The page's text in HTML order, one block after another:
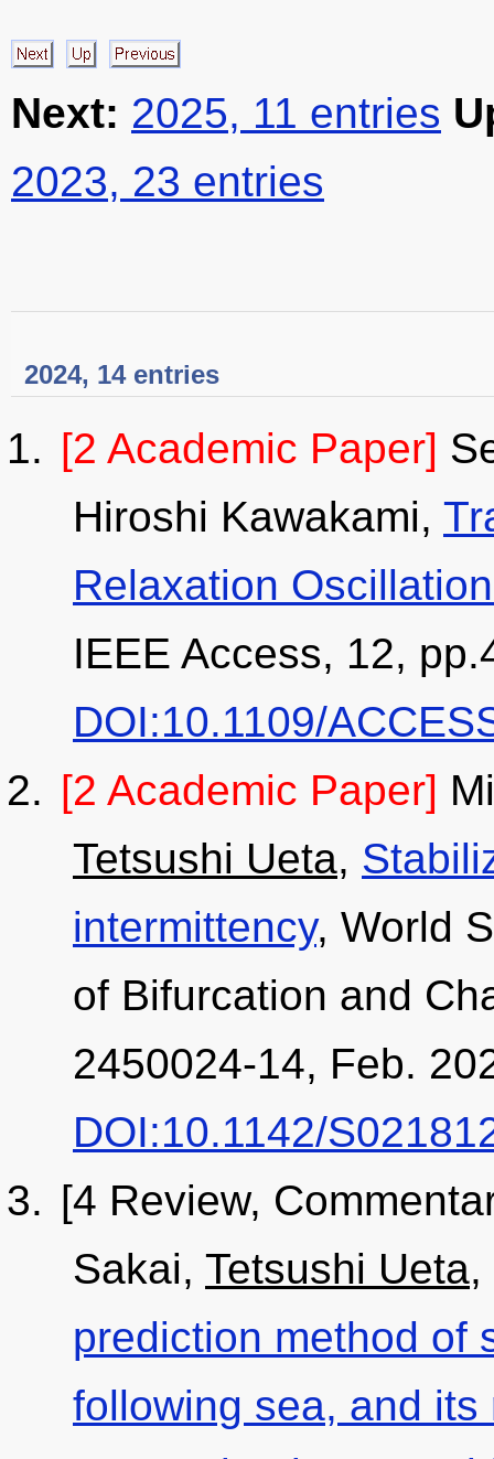
Next: 2025, 11 entries
2023, 23 entries
2024, 14 entries
[2 Academic Paper]
Hiroshi Kawakami,
Relaxation
IEEE Access, 12,
DOI:10.1109/
[2 Academic Paper]
Tetsushi Ueta,
intermittency, World
of Bifurcation and
2450024-14, Feb.
DOI:10.1142/
[4 Review,
Sakai, Tetsushi Ueta,
prediction method of
following sea, and